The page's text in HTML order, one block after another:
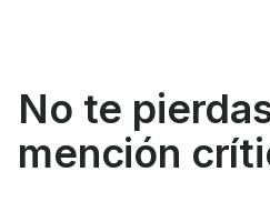
No te
mención